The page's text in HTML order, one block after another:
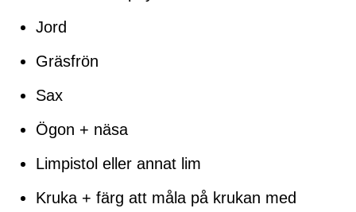
Jord
Gräsfrön
Sax
Ögon + näsa
Limpistol eller annat lim
Kruka + färg att måla på krukan med